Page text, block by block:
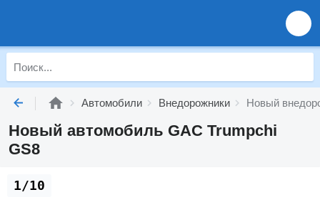
Автомобили Внедорожники Новый
Новый автомобиль GAC Trumpchi
GS8
1/10